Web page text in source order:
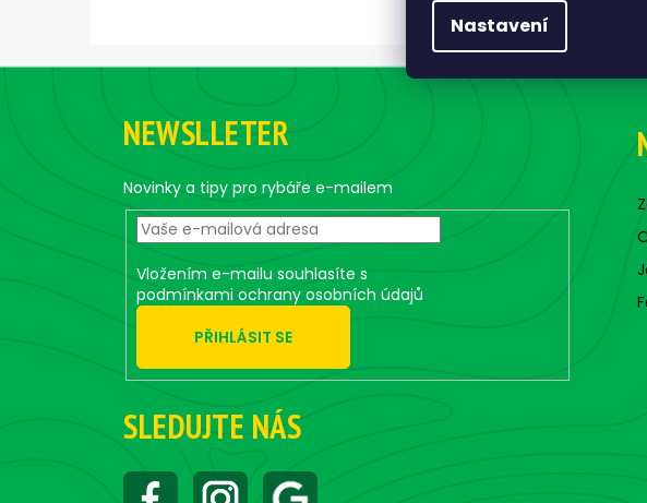
Nastavení
Z
NEWSLLETER
Novinky a tipy pro rybáře e-mailem
Vložením e-mailu souhlasíte s
podmínkami ochrany osobních údajů
PŘIHLÁSIT SE
SLEDUJTE NÁS